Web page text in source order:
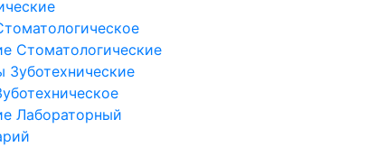
Стоматологические
Зуботехнические
Лабораторный